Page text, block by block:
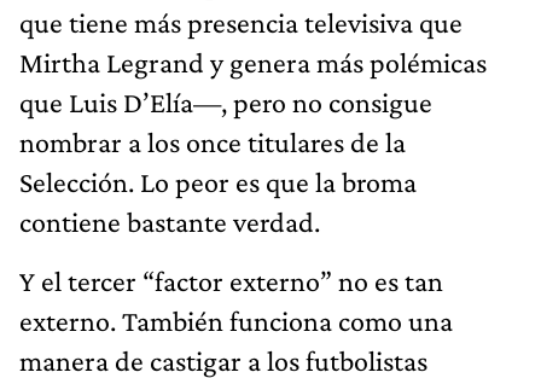
que tiene más presencia televisiva que
Mirtha Legrand y genera más polémicas
que Luis D’Elía—, pero no consigue
nombrar a los once titulares de la
Selección. Lo peor es que la broma
contiene bastante verdad.
Y el tercer “factor externo” no es tan
externo. También funciona como una
manera de castigar a los futbolistas